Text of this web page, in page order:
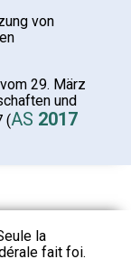
von
29. März
und
(AS 2017
la
fait foi.